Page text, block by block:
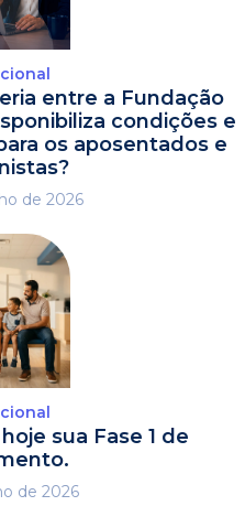
entre a Fundação
condições e
os aposentados e
de 2026
sua Fase 1 de
de 2026